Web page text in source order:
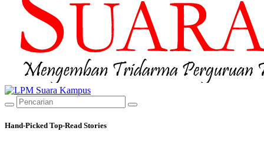
Hand-Picked Top-Read Stories